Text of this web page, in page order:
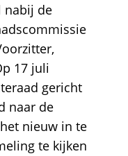
nabij de
17 juli
gericht
naar de
nieuw in te
te kijken